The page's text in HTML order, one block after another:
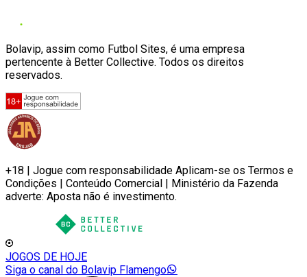
Bolavip, assim como Futbol Sites, é uma empresa
pertencente à Better Collective. Todos os direitos
reservados.
+18 | Jogue com responsabilidade Aplicam-se os Termos e
Condições | Conteúdo Comercial | Ministério da Fazenda
adverte: Aposta não é investimento.
JOGOS DE HOJE
Siga o canal do Bolavip Flamengo